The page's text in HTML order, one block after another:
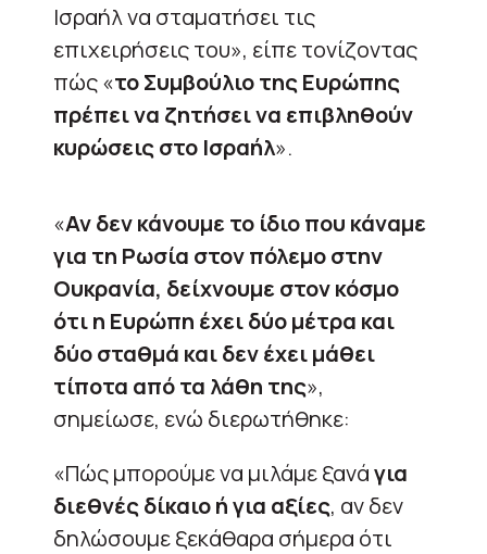
Ισραήλ να σταματήσει τις
επιχειρήσεις του», είπε τονίζοντας
πώς «το Συμβούλιο της Ευρώπης
πρέπει να ζητήσει να επιβληθούν
κυρώσεις στο Ισραήλ».
«Αν δεν κάνουμε το ίδιο που κάναμε
για τη Ρωσία στον πόλεμο στην
Ουκρανία, δείχνουμε στον κόσμο
ότι η Ευρώπη έχει δύο μέτρα και
δύο σταθμά και δεν έχει μάθει
τίποτα από τα λάθη της»,
σημείωσε, ενώ διερωτήθηκε:
«Πώς μπορούμε να μιλάμε ξανάγια
διεθνές δίκαιο ή για αξίες, αν δεν
δηλώσουμε ξεκάθαρα σήμερα ότι